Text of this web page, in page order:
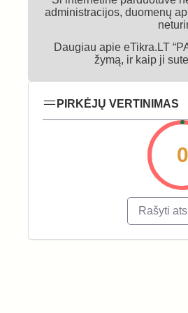
administracijos, duomenų
Daugiau apie eTikra.LT
žymą, ir kaip ji
PIRKĖJŲ VERTINIMAS
0
Rašyti